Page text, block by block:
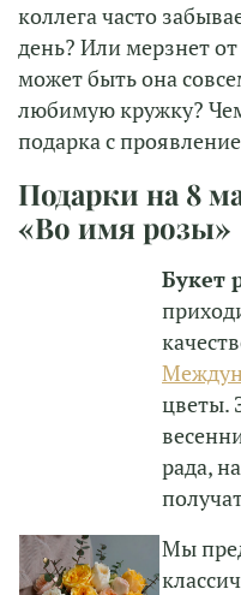
коллега часто
день? Или мерзнет
может быть она
любимую кружку?
подарка с
Подарки на 8
«Во имя розы»
Букет
цветы.
рада,
Мы